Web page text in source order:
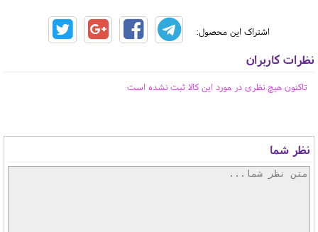
اشتراک این محصول:
نظرات کاربران
تاکنون هیچ نظری در مورد این کالا ثبت نشده است
نظر شما